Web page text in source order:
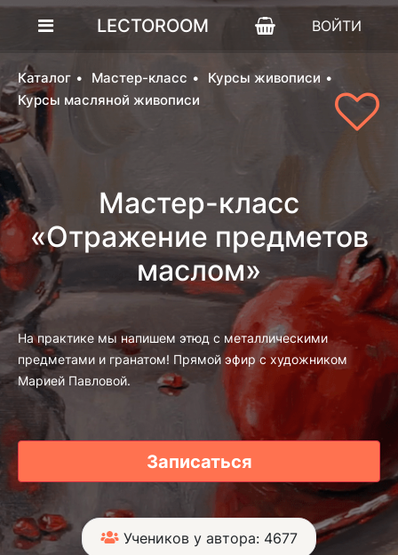
LECTOROOM ВОЙТИ
Каталог Мастер-класс
Курсы живописи
Курсы масляной живописи
Мастер-класс
«Отражение предметов
маслом»
На практике мы напишем этюд с металлическими
предметами и гранатом! Прямой эфир с художником
Марией Павловой.
Записаться
Учеников у автора: 4677